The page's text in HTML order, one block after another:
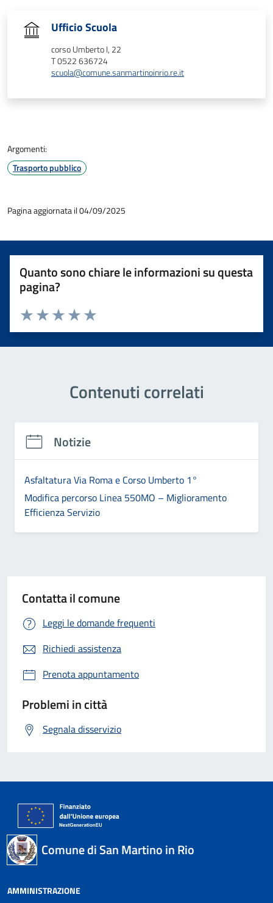
Ufficio Scuola
corso Umberto I, 22
T 0522 636724
scuola@comune.sanmartinoinrio.re.it
Argomenti:
Trasporto pubblico
Pagina aggiornata il 04/09/2025
Quanto sono chiare le informazioni su questa
pagina?
Valuta 5 stelle su 5
Valuta 4 stelle su 5
Valuta 3 stelle su 5
Valuta 2 stelle su 5
Valuta 1 stelle su 5
Contenuti correlati
Notizie
Asfaltatura Via Roma e Corso Umberto 1°
Modifica percorso Linea 550MO – Miglioramento
Efficienza Servizio
Contatta il comune
Leggi le domande frequenti
Richiedi assistenza
Prenota appuntamento
Problemi in città
Segnala disservizio
Comune di San Martino in Rio
AMMINISTRAZIONE